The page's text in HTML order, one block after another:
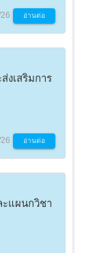
อ่านต่อ
งเสริมการ
อ่านต่อ
ะแผนกวิชา